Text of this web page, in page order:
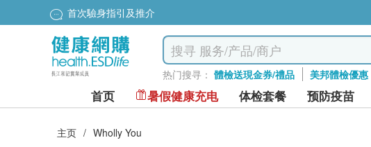
首次驗身指引及推介
热门搜寻： 體檢送現金券/禮品 美邦體檢優惠
首页 暑假健康充电 体检套餐 预防疫苗
主页 / Wholly You